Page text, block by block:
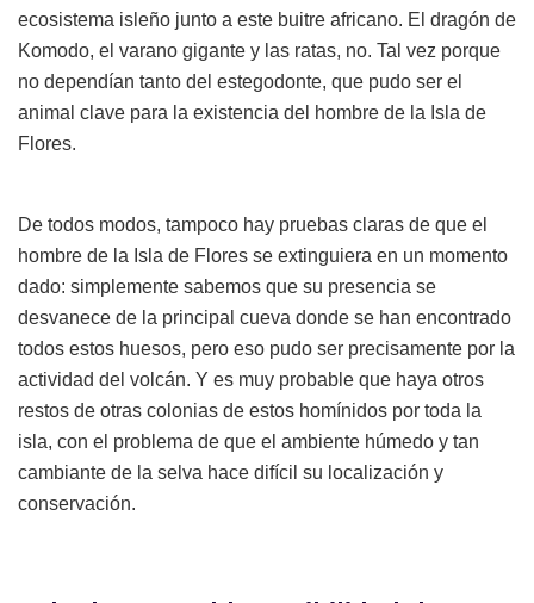
ecosistema isleño junto a este buitre africano. El dragón de
Komodo, el varano gigante y las ratas, no. Tal vez porque
no dependían tanto del estegodonte, que pudo ser el
animal clave para la existencia del hombre de la Isla de
Flores.
De todos modos, tampoco hay pruebas claras de que el
hombre de la Isla de Flores se extinguiera en un momento
dado: simplemente sabemos que su presencia se
desvanece de la principal cueva donde se han encontrado
todos estos huesos, pero eso pudo ser precisamente por la
actividad del volcán. Y es muy probable que haya otros
restos de otras colonias de estos homínidos por toda la
isla, con el problema de que el ambiente húmedo y tan
cambiante de la selva hace difícil su localización y
conservación.